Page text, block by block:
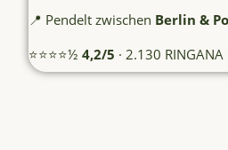
📍 Pendelt zwischen Berlin &
⭐⭐⭐⭐½ 4,2/5 · 2.130